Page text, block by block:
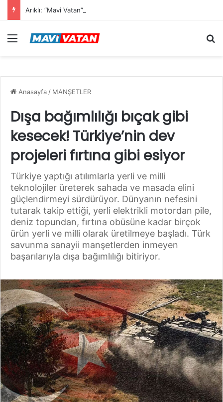
Arıklı: “Mavi Vatan”dan Sonra Hedef “Siber Vatan”
Menü
Anasayfa / MANŞETLER
Dışa bağımlılığı bıçak gibi
kesecek! Türkiye’nin dev
projeleri fırtına gibi esiyor
Türkiye yaptığı atılımlarla yerli ve milli
teknolojiler üreterek sahada ve masada elini
güçlendirmeyi sürdürüyor. Dünyanın nefesini
tutarak takip ettiği, yerli elektrikli motordan pile,
deniz topundan, fırtına obüsüne kadar birçok
ürün yerli ve milli olarak üretilmeye başladı. Türk
savunma sanayii manşetlerden inmeyen
başarılarıyla dışa bağımlılığı bitiriyor.